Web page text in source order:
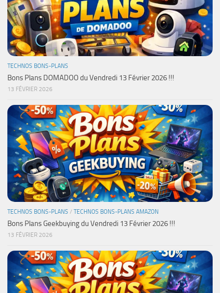
TECHNOS BONS-PLANS
Bons Plans DOMADOO du Vendredi 13 Février 2026 !!!
13 FÉVRIER 2026
TECHNOS BONS-PLANS / TECHNOS BONS-PLANS AMAZON
Bons Plans Geekbuying du Vendredi 13 Février 2026 !!!
13 FÉVRIER 2026